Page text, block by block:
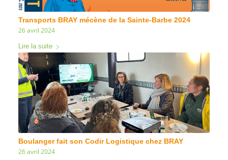
Transports BRAY mécène de la Sainte-Barbe 2024
26 avril 2024
Lire la suite
Boulanger fait son Codir Logistique chez BRAY
26 avril 2024